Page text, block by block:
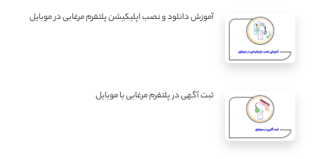
آموزش دانلود و نصب اپلیکیشن پلتفرم مرغابی در موبایل
ثبت آگهی در پلتفرم مرغابی با موبایل